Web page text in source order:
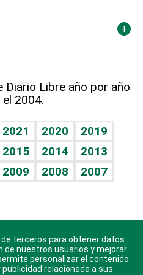
Diario Libre año por año
2004.
2021 2020
2019
2015 2014
2013
2009 2008
2007
para Android, iOS y
Huawei.
terceros para obtener datos
de nuestros usuarios y mejorar
personalizar el contenido
relacionada a sus